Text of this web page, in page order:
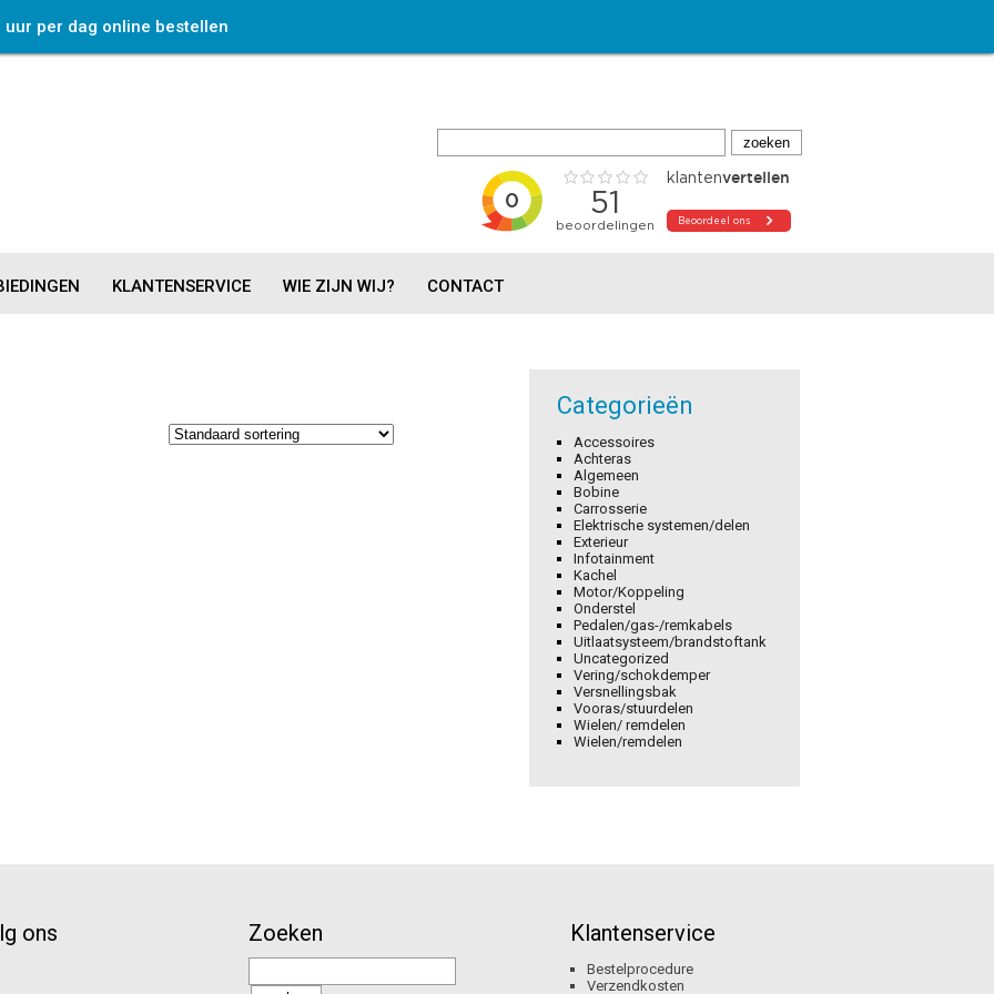
uur per dag online bestellen
KLANTENSERVICE WIE ZIJN WIJ? CONTACT
Categorieën
Accessoires
Achteras
Algemeen
Bobine
Carrosserie
Elektrische systemen/delen
Exterieur
Infotainment
Kachel
Motor/Koppeling
Onderstel
Pedalen/gas-/remkabels
Uitlaatsysteem/brandstoftank
Uncategorized
Vering/schokdemper
Versnellingsbak
Vooras/stuurdelen
Wielen/ remdelen
Wielen/remdelen
ons Zoeken Klantenservice
Bestelprocedure
Verzendkosten